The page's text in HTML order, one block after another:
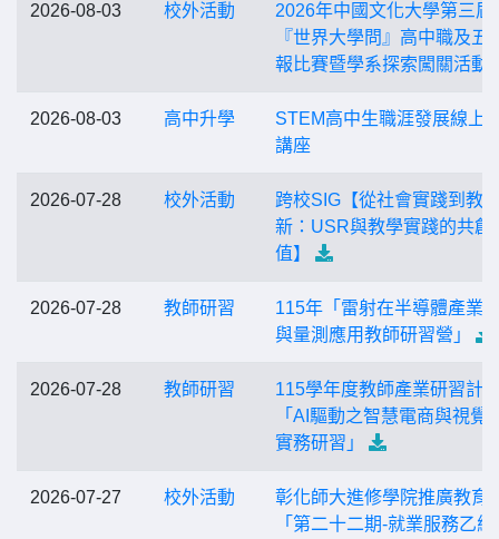
2026-08-03 校外活動
2026年中國文化大學第三屆
『世界大學問』高中職及五
報比賽暨學系探索闖關活動
2026-08-03 高中升學
STEM高中生職涯發展線上
講座
2026-07-28 校外活動
跨校SIG【從社會實踐到教
新：USR與教學實踐的共創
值】
2026-07-28 教師研習
115年「雷射在半導體產業
與量測應用教師研習營」
2026-07-28 教師研習
115學年度教師產業研習計
「AI驅動之智慧電商與視覺
實務研習」
2026-07-27 校外活動
彰化師大進修學院推廣教育
「第二十二期-就業服務乙級